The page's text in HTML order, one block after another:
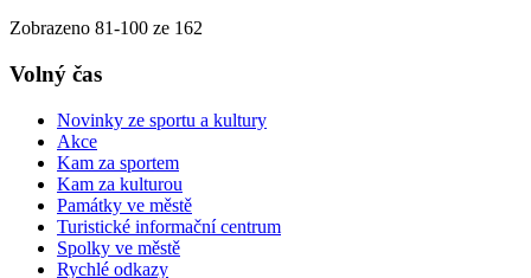
Zobrazeno 81-100 ze 162
Volný čas
Novinky ze sportu a kultury
Akce
Kam za sportem
Kam za kulturou
Památky ve městě
Turistické informační centrum
Spolky ve městě
Rychlé odkazy